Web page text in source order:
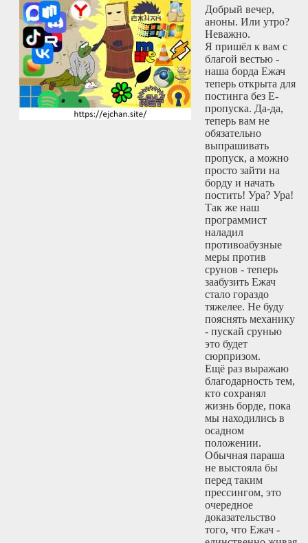
Добрый вечер,
аноны. Или утро?
Неважно.
Я пришёл к вам с
благой вестью -
наша борда Ежач
теперь открыта для
постинга без Е-
пропуска. Да-да,
теперь вам не
обязательно
выпрашивать
пропуск, а можно
просто зайти на
борду и начать
постить! Ура? Ура!
Так же наш
программист
наладил
противоабузные
меры против
срунов - теперь
заабузить Ежач
стало гораздо
тяжелее. Не буду
пояснять механику
- пускай срунью
это будет
сюрпризом.
Ещё раз выражаю
благодарность тем,
кто сохранял
жизнь борде, пока
мы находились в
осадном
положении.
Обычная параша
не выстояла бы
перед таким
прессингом, это
очередное
доказательство
того, что Ежач -